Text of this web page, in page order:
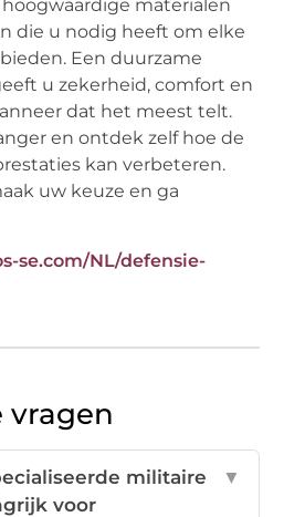
materialen
die u nodig heeft om elke
Een duurzame
u zekerheid, comfort en
dat het meest telt.
en ontdek zelf hoe de
kan verbeteren.
uw keuze en ga
se.com/NL/defensie-
vragen
militaire
voor
▼